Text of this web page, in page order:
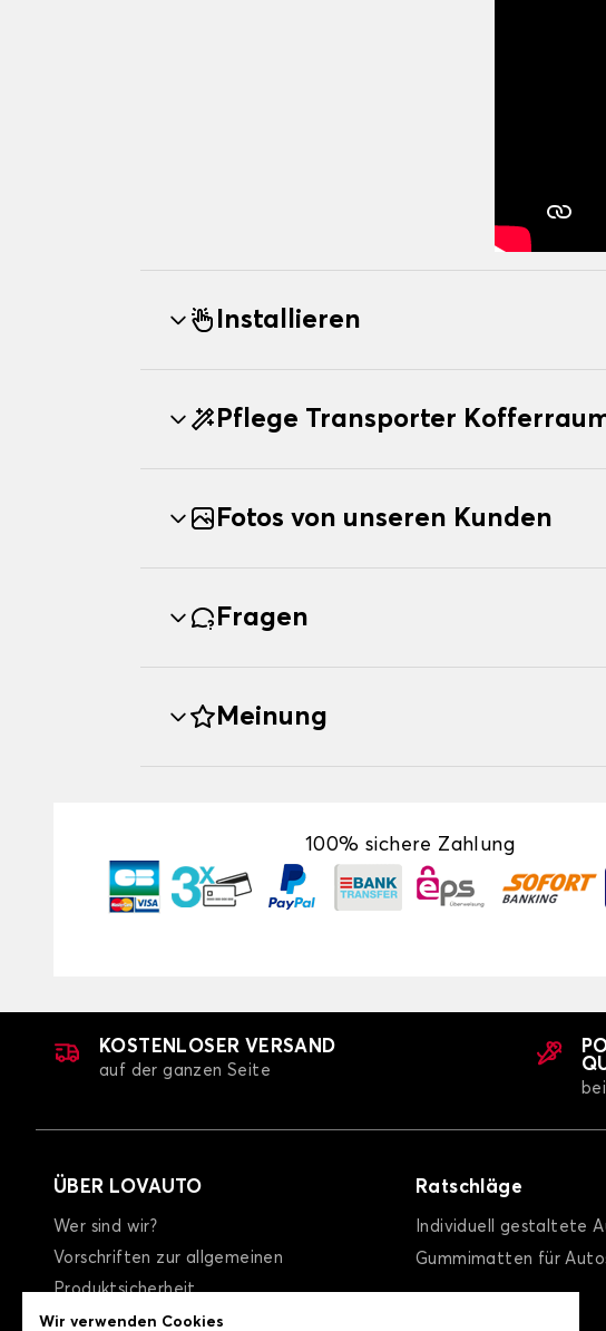
Installieren
Pflege Transporter
Fotos von unseren Kunden
Fragen
Meinung
100% sichere Zahlung
KOSTENLOSER VERSAND
auf der ganzen Seite
ÜBER LOVAUTO
Wer sind wir?
Vorschriften zur allgemeinen
Produktsicherheit
allgemeine Geschäftsbedingungen
Ratschläge
Individuell gestaltete
Gummimatten für
Wir verwenden Cookies